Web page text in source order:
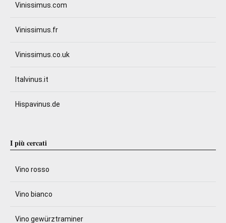
Vinissimus.com
Vinissimus.fr
Vinissimus.co.uk
Italvinus.it
Hispavinus.de
I più cercati
Vino rosso
Vino bianco
Vino gewürztraminer